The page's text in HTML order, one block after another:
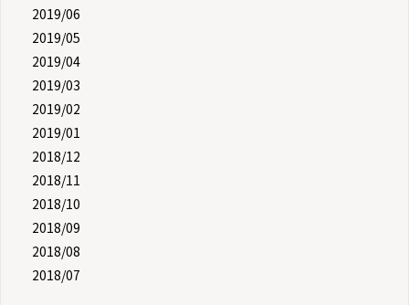
2019/06
2019/05
2019/04
2019/03
2019/02
2019/01
2018/12
2018/11
2018/10
2018/09
2018/08
2018/07